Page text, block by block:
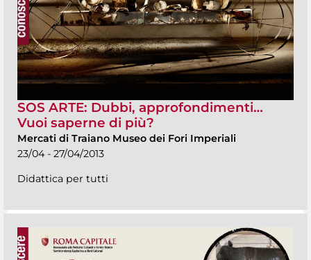
SOS ARTE: Dubbi, approfondimenti…
Vuoi saperne di più?
Mercati di Traiano Museo dei Fori Imperiali
23/04 - 27/04/2013
Didattica per tutti